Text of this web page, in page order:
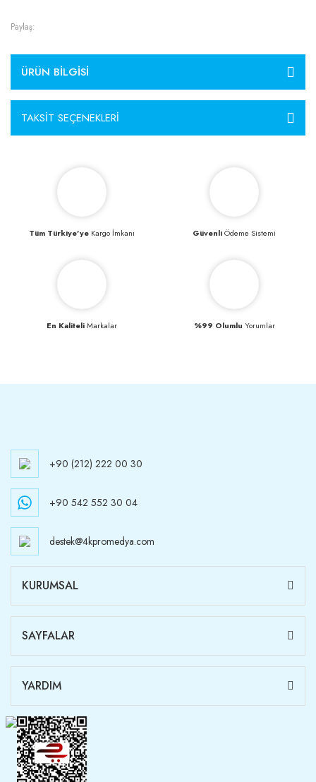
Paylaş:
ÜRÜN BILGISI
TAKSIT SEÇENEKLERI
Tüm Türkiye’yeKargo İmkanı GüvenliÖdeme Sistemi
En KaliteliMarkalar %99 Olumlu Yorumlar
+90 (212) 222 00 30
+90 542 552 30 04
destek@4kpromedya.com
KURUMSAL
SAYFALAR
YARDIM